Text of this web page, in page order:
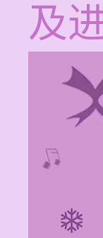
及